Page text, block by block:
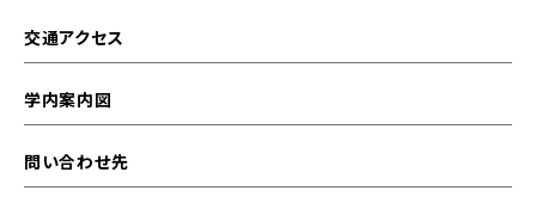
交通アクセス
学内案内図
問い合わせ先